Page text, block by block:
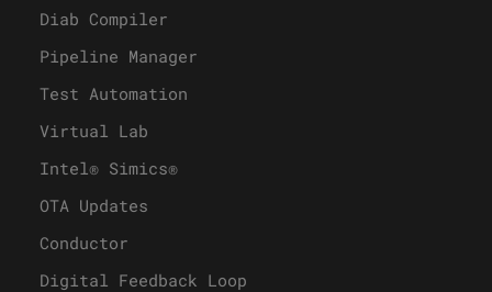
Diab Compiler
Pipeline Manager
Test Automation
Virtual Lab
Intel® Simics®
OTA Updates
Conductor
Digital Feedback Loop